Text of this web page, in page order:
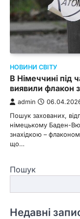
НОВИНИ СВІТУ
В Німеччині під
виявили флакон
admin
Пошук захованих,
німецькому Баден-
знахідкою –
що…
Пошук
Недавні